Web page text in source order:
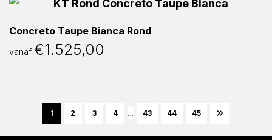
Concreto Taupe Bianca Rond
vanaf €1.525,00
1 2 3 4 … 43 44 45